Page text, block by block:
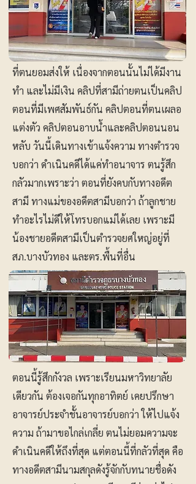
ที่ตนยอมส่งให้ เนื่องจากตอนนั้นไม่ได้มีงาน
ทำ และไม่มีเงิน คลิปที่สามีถ่ายตนเป็นคลิป
ตอนที่มีเพศสัมพันธ์กัน คลิปตอนที่ตนเผลอ
แต่งตัว คลิปตอนอาบน้ำและคลิปตอนนอน
หลับ วันนี้เดินทางเข้าแจ้งความ ทางตำรวจ
บอกว่า ดำเนินคดีได้แค่ทำอนาจาร ตนรู้สึก
กลัวมากเพราะว่า ตอนที่ยังคบกับทางอดีต
สามี ทางแม่ของอดีตสามีบอกว่า ถ้าลูกชาย
ทำอะไรไม่ดีให้โทรบอกแม่ได้เลย เพราะมี
น้องชายอดีตสามีเป็นตำรวจยศใหญ่อยู่ที่
สภ.บางบัวทอง และตร.พื้นที่อื่น
ตอนนี้รู้สึกกังวล เพราะเรียนมหาวิทยาลัย
เดียวกัน ต้องเจอกันทุกอาทิตย์ เคยปรึกษา
อาจารย์ประจำชั้นอาจารย์บอกว่า ให้ไปแจ้ง
ความ ถ้ามาขอไกล่เกลี่ย ตนไม่ยอมความจะ
ดำเนินคดีให้ถึงที่สุด แต่ตอนนี้ที่กลัวที่สุด คือ
ทางอดีตสามีนามสกุลดังรู้จักกับทนายชื่อดัง